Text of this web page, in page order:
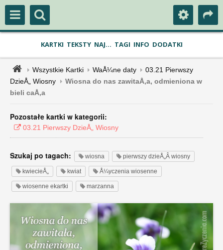
KARTKI TEKSTY NAJ... TAGI INFO DODATKI
Wszystkie Kartki WaÅ¼ne daty
03.21 Pierwszy
DzieÅ„ Wiosny
Wiosna do nas zawitaÅ‚a, odmieniona w
bieli caÅ‚a
Pozostałe kartki w kategorii:
03.21 Pierwszy DzieÅ„ Wiosny
Szukaj po tagach: wiosna pierwszy dzieÅ„Â wiosny
kwiecieÅ„ kwiat Å¼yczenia wiosenne
wiosenne ekartki marzanna